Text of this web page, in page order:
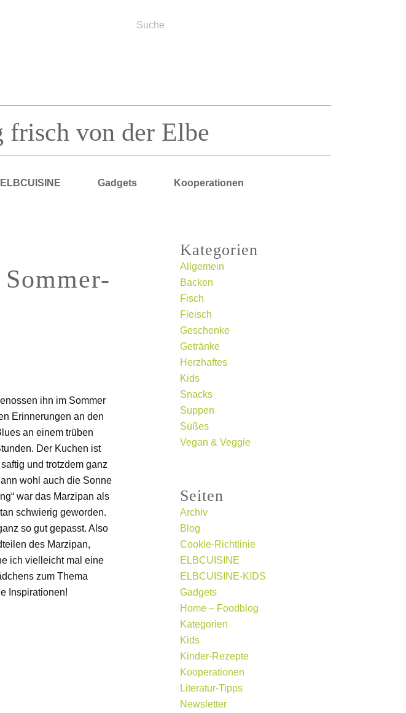
frisch von der Elbe
ELBCUISINE Gadgets Kooperationen
ihn im Sommer
Erinnerungen an den
an einem trüben
Der Kuchen ist
und trotzdem ganz
wohl auch die Sonne
war das Marzipan als
schwierig geworden.
so gut gepasst. Also
des Marzipan,
ich vielleicht mal eine
zum Thema
Inspirationen!
Kategorien
Allgemein
Backen
Fisch
Fleisch
Geschenke
Getränke
Herzhaftes
Kids
Snacks
Suppen
Süßes
Vegan & Veggie
Seiten
Archiv
Blog
Cookie-Richtlinie
ELBCUISINE
ELBCUISINE-KIDS
Gadgets
Home – Foodblog
Kategorien
Kids
Kinder-Rezepte
Kooperationen
Literatur-Tipps
Newsletter